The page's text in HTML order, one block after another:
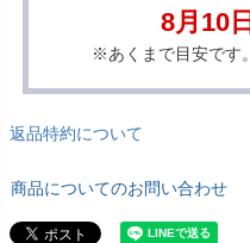
8月10日
※あくまで目安です
返品特約について
商品についてのお問い合わせ